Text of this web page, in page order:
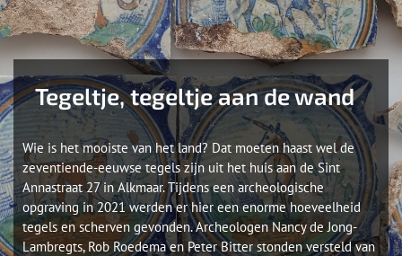
Tegeltje, tegeltje aan de wand
Wie is het mooiste van het land? Dat moeten haast wel de
zeventiende-eeuwse tegels zijn uit het huis aan de Sint
Annastraat 27 in Alkmaar. Tijdens een archeologische
opgraving in 2021 werden er hier een enorme hoeveelheid
tegels en scherven gevonden. Archeologen Nancy de Jong-
Lambregts, Rob Roedema en Peter Bitter stonden versteld van